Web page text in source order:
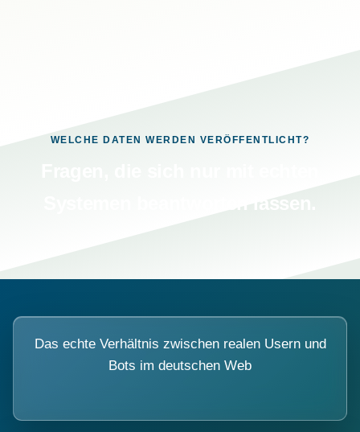
WELCHE DATEN WERDEN VERÖFFENTLICHT?
Das echte Verhältnis zwischen realen Usern und
Bots im deutschen Web